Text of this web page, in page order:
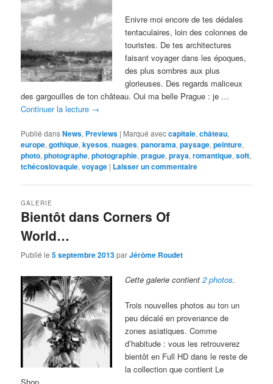
Enivre moi encore de tes dédales
tentaculaires, loin des colonnes de
touristes. De tes architectures
faisant voyager dans les époques,
des plus sombres aux plus
glorieuses. Des regards maliceux
des gargouilles de ton château. Oui ma belle Prague : je …
Continuer la lecture →
Publié dansNews, Previews | Marqué aveccapitale,château,
europe,gothique,kyesos,nuages,panorama,paysage,peinture,
photo,photographe,photographie,prague,praya,romantique,soft,
tchécoslovaquie,voyage | Laisser un commentaire
Bientôt dans Corners Of
World…
GALERIE
Publié le5 septembre 2013parJérôme Roudet
Cette galerie contient2 photos.
Trois nouvelles photos au ton un
peu décalé en provenance de
zones asiatiques. Comme
d’habitude : vous les retrouverez
bientôt en Full HD dans le reste de
la collection que contient Le